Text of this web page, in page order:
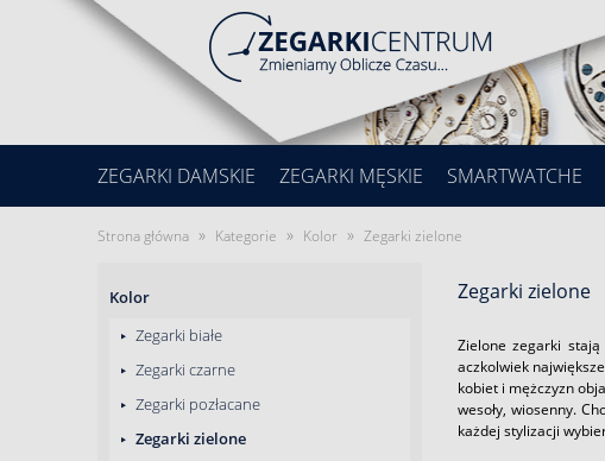
ZEGARKI DAMSKIE ZEGARKI MĘSKIE SMARTWATCHE
Strona główna » Kategorie » Kolor » Zegarki zielone
Kolor
Zegarki białe
Zegarki czarne
Zegarki pozłacane
Zegarki zielone
Zegarki zielone
Zielone zegarki
aczkolwiek
kobiet i mężczyzn
wesoły, wiosenny.
każdej stylizacji